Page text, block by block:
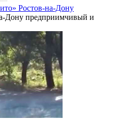
Ростов-на-Дону
Дону предприимчивый и